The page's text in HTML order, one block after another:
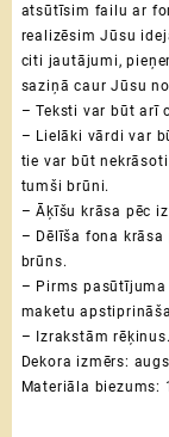
atsūtīsim failu ar
realizēsim Jūsu
citi jautājumi,
saziņā caur Jūsu
– Teksti var būt arī
– Lielāki vārdi var
tie var būt
tumši brūni.
– Āķīšu krāsa pēc
– Dēlīša fona
brūns.
– Pirms
maketu
– Izrakstām rēķinus.
Dekora izmērs:
Materiāla biezums: